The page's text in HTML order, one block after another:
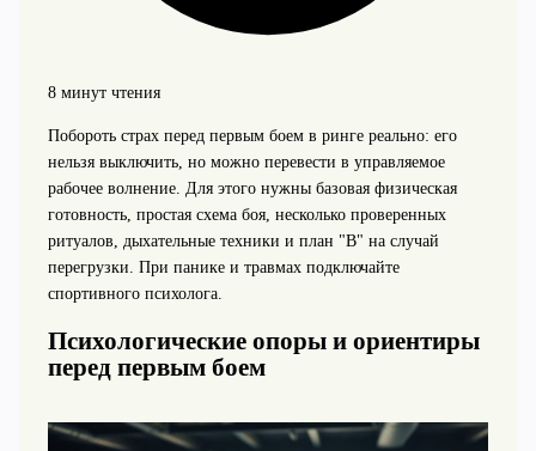
8 минут чтения
Побороть страх перед первым боем в ринге реально: его
нельзя выключить, но можно перевести в управляемое
рабочее волнение. Для этого нужны базовая физическая
готовность, простая схема боя, несколько проверенных
ритуалов, дыхательные техники и план "B" на случай
перегрузки. При панике и травмах подключайте
спортивного психолога.
Психологические опоры и ориентиры
перед первым боем